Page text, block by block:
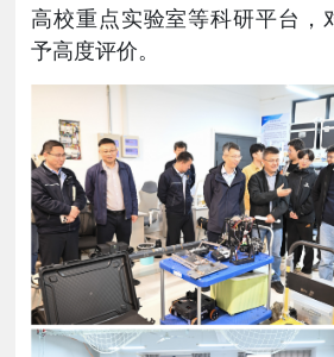
高校重点实验室等科研平台，
予高度评价。